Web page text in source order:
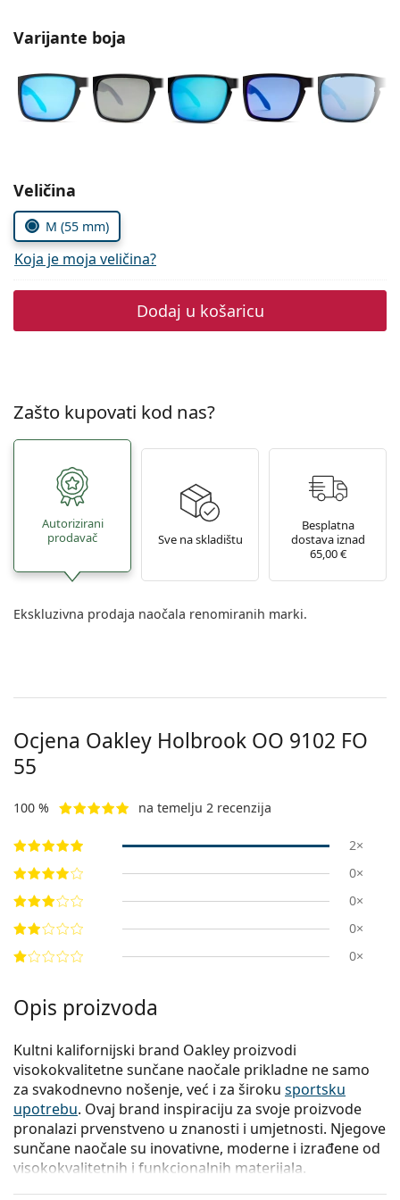
Prada
Sve marke sunčanih naočala
Varijante boja
Odaberite parametre
Veličina
M (55 mm)
Koja je moja veličina?
Dodaj u košaricu
Zašto kupovati kod nas?
Autorizirani
prodavač
Sve na skladištu
Besplatna
dostava iznad
65,00 €
Ekskluzivna prodaja naočala renomiranih marki.
Ocjena Oakley Holbrook OO 9102 FO
55
100 % na temelju 2 recenzija
2×
0×
0×
0×
0×
Opis proizvoda
Kultni kalifornijski brand Oakley proizvodi
visokokvalitetne sunčane naočale prikladne ne samo
za svakodnevno nošenje, već i za široku sportsku
upotrebu. Ovaj brand inspiraciju za svoje proizvode
pronalazi prvenstveno u znanosti i umjetnosti. Njegove
sunčane naočale su inovativne, moderne i izrađene od
visokokvalitetnih i funkcionalnih materijala.